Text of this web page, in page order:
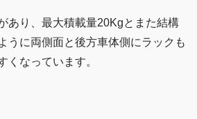
あり、最大積載量20Kgとまた結構
うに両側面と後方車体側にラックも
くなっています。